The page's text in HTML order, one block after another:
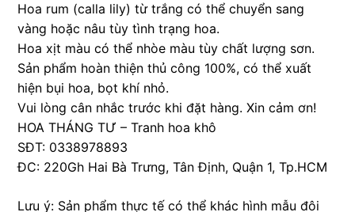
Hoa rum (calla lily) từ trắng có thể chuyển sang
vàng hoặc nâu tùy tình trạng hoa.
Hoa xịt màu có thể nhòe màu tùy chất lượng sơn.
Sản phẩm hoàn thiện thủ công 100%, có thể xuất
hiện bụi hoa, bọt khí nhỏ.
Vui lòng cân nhắc trước khi đặt hàng. Xin cảm ơn!
HOA THÁNG TƯ – Tranh hoa khô
SĐT: 0338978893
ĐC: 220Gh Hai Bà Trưng, Tân Định, Quận 1, Tp.HCM
Lưu ý: Sản phẩm thực tế có thể khác hình mẫu đôi